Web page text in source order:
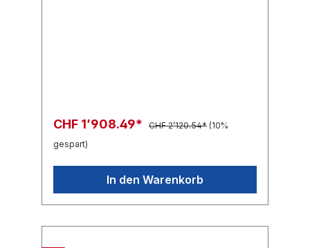
CHF 1’908.49* CHF 2’120.54* (10%
gespart)
In den Warenkorb